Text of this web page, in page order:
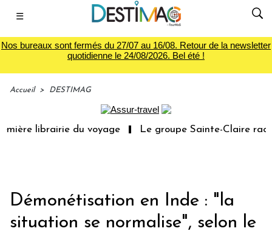
☰
Nos bureaux sont fermés du 27/07 au 16/08. Retour de la newsletter
quotidienne le 24/08/2026. Bel été !
Accueil > DESTIMAG
librairie du voyage Le groupe Sainte-Claire
Démonétisation en Inde : "la
situation se normalise", selon le